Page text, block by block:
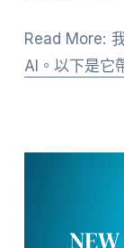
Read More:
AI。以下是它